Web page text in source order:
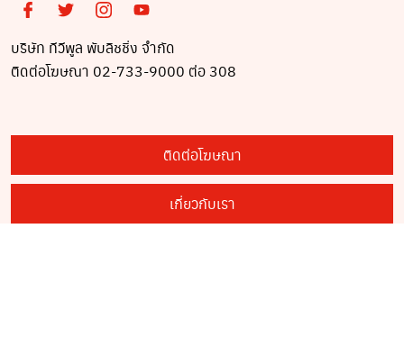
บริษัท ทีวีพูล พับลิชชิ่ง จำกัด
ติดต่อโฆษณา 02-733-9000 ต่อ 308
ติดต่อโฆษณา
เกี่ยวกับเรา